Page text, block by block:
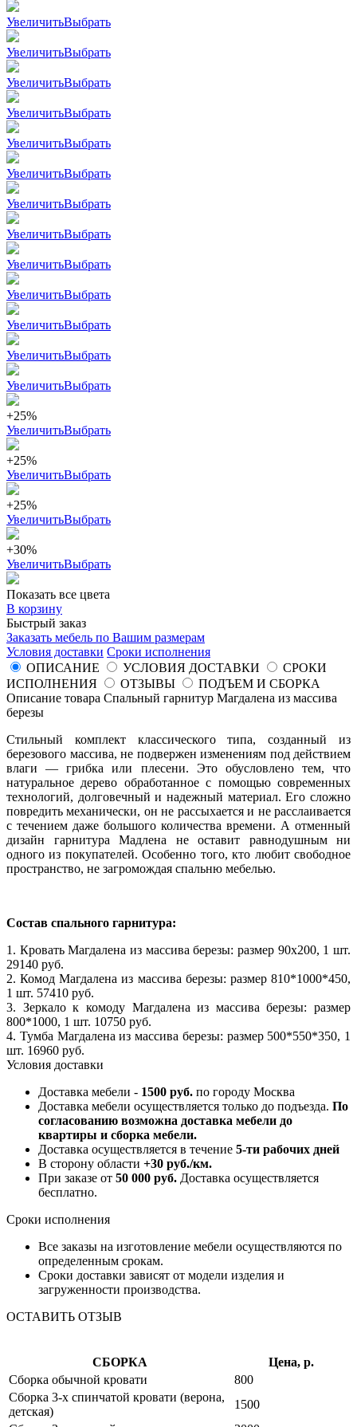
УвеличитьВыбрать
УвеличитьВыбрать
УвеличитьВыбрать
УвеличитьВыбрать
УвеличитьВыбрать
УвеличитьВыбрать
УвеличитьВыбрать
УвеличитьВыбрать
УвеличитьВыбрать
УвеличитьВыбрать
УвеличитьВыбрать
УвеличитьВыбрать
УвеличитьВыбрать
+25%
УвеличитьВыбрать
+25%
УвеличитьВыбрать
+25%
УвеличитьВыбрать
+30%
УвеличитьВыбрать
Показать все цвета
В корзину
Быстрый заказ
Заказать мебель по Вашим размерам
Условия доставки Сроки исполнения
ОПИСАНИЕ
УСЛОВИЯ ДОСТАВКИ
СРОКИ
ИСПОЛНЕНИЯ
ОТЗЫВЫ
ПОДЪЕМ И СБОРКА
Описание товара Спальный гарнитур Магдалена из массива
березы
Стильный комплект классического типа, созданный из
березового массива, не подвержен изменениям под действием
влаги — грибка или плесени. Это обусловлено тем, что
натуральное дерево обработанное с помощью современных
технологий, долговечный и надежный материал. Его сложно
повредить механически, он не рассыхается и не расслаивается
с течением даже большого количества времени. А отменный
дизайн гарнитура Мадлена не оставит равнодушным ни
одного из покупателей. Особенно того, кто любит свободное
пространство, не загромождая спальню мебелью.
Состав спального гарнитура:
1. Кровать Магдалена из массива березы: размер 90x200, 1 шт.
29140 руб.
2. Комод Магдалена из массива березы: размер 810*1000*450,
1 шт. 57410 руб.
3. Зеркало к комоду Магдалена из массива березы: размер
800*1000, 1 шт. 10750 руб.
4. Тумба Магдалена из массива березы: размер 500*550*350, 1
шт. 16960 руб.
Условия доставки
Доставка мебели - 1500 руб. по городу Москва
Доставка мебели осуществляется только до подъезда. По
согласованию возможна доставка мебели до
квартиры и сборка мебели.
Доставка осуществляется в течение 5-ти рабочих дней
В сторону области +30 руб./км.
При заказе от 50 000 руб. Доставка осуществляется
бесплатно.
Сроки исполнения
Все заказы на изготовление мебели осуществляются по
определенным срокам.
Сроки доставки зависят от модели изделия и
загруженности производства.
ОСТАВИТЬ ОТЗЫВ
СБОРКА
Цена, р.
Сборка обычной кровати
800
Сборка 3-х спинчатой кровати (верона,
детская)
1500